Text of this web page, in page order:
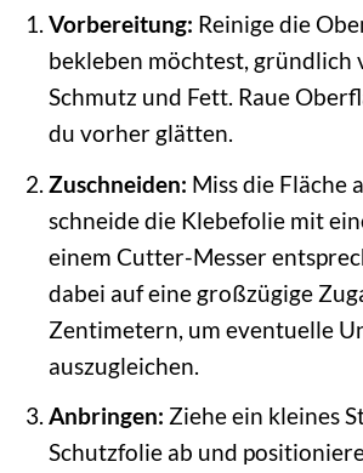
Vorbereitung: Reinige die
bekleben möchtest, gründlich
Schmutz und Fett. Raue
du vorher glätten.
Zuschneiden: Miss die Fläche
schneide die Klebefolie mit
einem Cutter-Messer
dabei auf eine großzügige
Zentimetern, um eventuelle
auszugleichen.
Anbringen: Ziehe ein kleines
Schutzfolie ab und